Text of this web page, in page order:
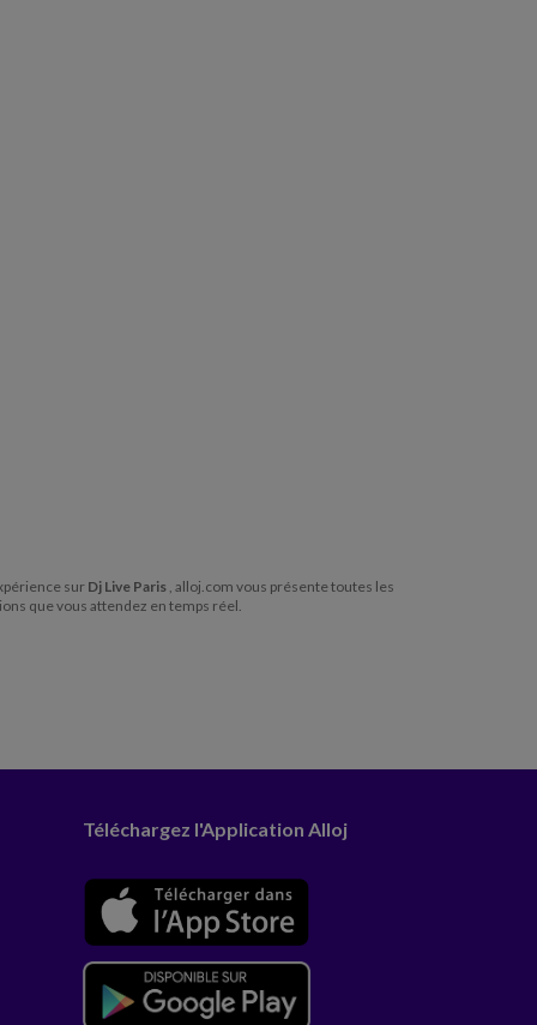
surDj Live Paris , alloj.com vous présente toutes les
que vous attendez en temps réel.
Téléchargez l'Application Alloj